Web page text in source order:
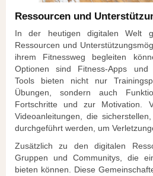
Ressourcen und
In der heutigen digitalen Welt
Ressourcen und
ihrem Fitnessweg begleiten
Optionen sind Fitness-Apps und
Tools bieten nicht nur
Übungen, sondern auch
Fortschritte und zur Motivation.
Videoanleitungen, die
durchgeführt werden, um
Zusätzlich zu den digitalen
Gruppen und Communitys, die
bieten können. Diese